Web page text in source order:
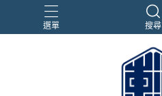
選單 搜尋
合金車